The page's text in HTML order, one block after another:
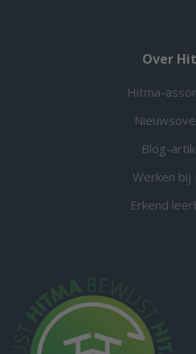
Over
Hitma-
Blog-
Werken bij
Erkend